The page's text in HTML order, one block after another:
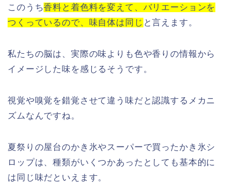
このうち香料と着色料を変えて、バリエーションを
つくっているので、味自体は同じ と言えます。
私たちの脳は、実際の味よりも色や香りの情報から
イメージした味を感じるそうです。
視覚や嗅覚を錯覚させて違う味だと認識するメカニ
ズムなんですね。
夏祭りの屋台のかき氷やスーパーで買ったかき氷シ
ロップは、種類がいくつかあったとしても基本的に
は同じ味だといえます。